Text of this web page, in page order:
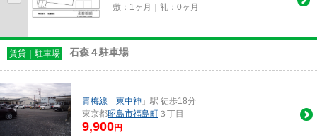
敷：1ヶ月｜礼：0ヶ月
賃貸｜駐車場 石森４駐車場
青梅線 「 東中神 」駅 徒歩18分
東京都昭島市福島町 ３丁目
9,900円